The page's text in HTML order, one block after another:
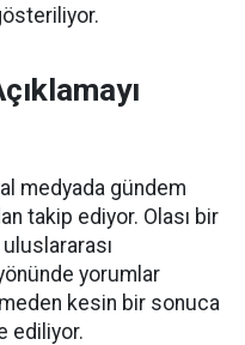
medyada gündem
takip ediyor. Olası bir
yorumlar
kesin bir sonuca
ediliyor.